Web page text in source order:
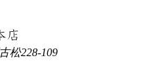
松228-109